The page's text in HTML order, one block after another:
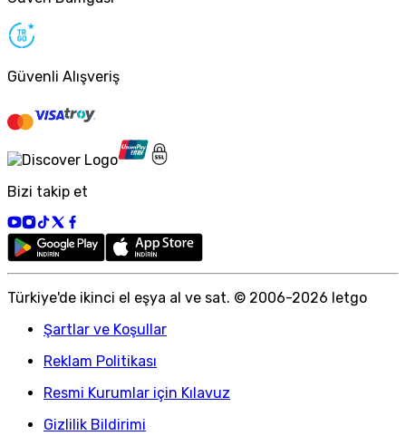
Güvenli Alışveriş
Bizi takip et
Türkiye'de ikinci el eşya al ve sat. © 2006-2026 letgo
Şartlar ve Koşullar
Reklam Politikası
Resmi Kurumlar için Kılavuz
Gizlilik Bildirimi